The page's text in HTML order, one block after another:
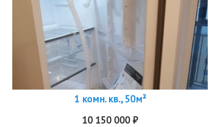
1 комн. кв., 50м²
10 150 000 ₽